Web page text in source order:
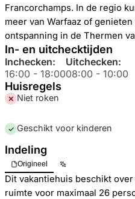
Francorchamps. In de regio
meer van Warfaaz of
ontspanning in de Thermen
In- en uitchecktijden
Inchecken:
16:00 - 18:00
Uitchecken:
08:00 - 10:00
Huisregels
✕ Niet roken
✓ Geschikt voor kinderen
Indeling
Origineel
Dit vakantiehuis beschikt
ruimte voor maximaal 26